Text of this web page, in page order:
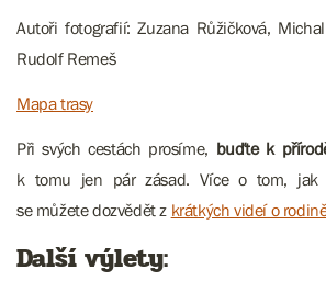
Autoři fotografií: Zuzana Růžičková,
Rudolf Remeš
Mapa trasy
Při svých cestách prosíme, buďte k
k tomu jen pár zásad. Více o tom, jak
se můžete dozvědět z krátkých videí o
Další výlety: